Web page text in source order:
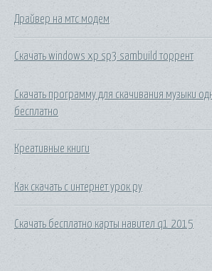
Драйвер на мтс модем
Скачать windows xp sp3 sambuild торрент
Скачать программу для скачивания музыки
бесплатно
Креативные книги
Как скачать с интернет урок ру
Скачать бесплатно карты навител q1 2015